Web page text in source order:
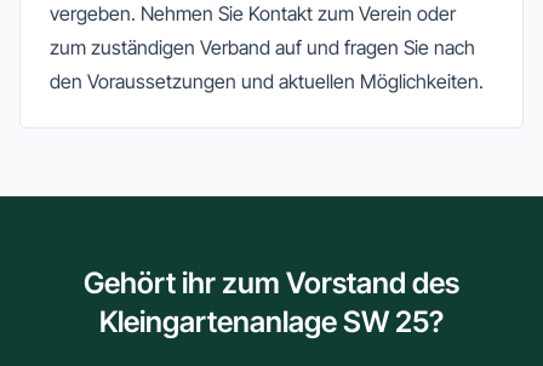
vergeben. Nehmen Sie Kontakt zum Verein oder
zum zuständigen Verband auf und fragen Sie nach
den Voraussetzungen und aktuellen Möglichkeiten.
Gehört ihr zum Vorstand des
Kleingartenanlage SW 25?